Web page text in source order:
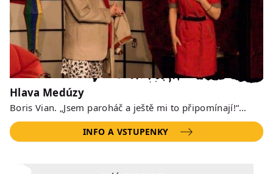
Hlava Medúzy
Boris Vian. „Jsem paroháč a ještě mi to připomínají!“…
INFO A VSTUPENKY